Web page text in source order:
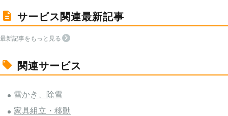
サービス関連最新記事
最新記事をもっと見る
関連サービス
雪かき、除雪
家具組立・移動